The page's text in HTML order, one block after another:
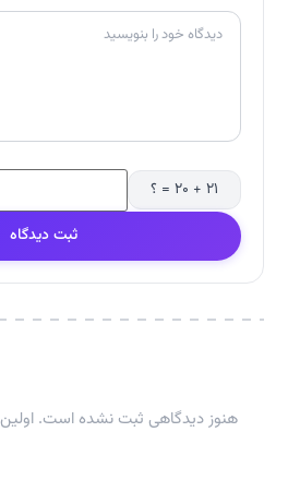
ثبت دیدگاه
۲۱ + ۲۰ = ؟
هنوز دیدگاهی ثبت نشده است. اولین